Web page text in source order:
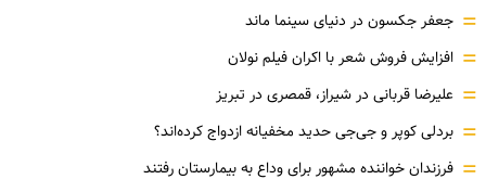
= جعفر جکسون در دنیای سینما ماند
= افزایش فروش شعر با اکران فیلم نولان
= علیرضا قربانی در شیراز، قمصری در تبریز
= بردلی کوپر و جی‌جی حدید مخفیانه ازدواج کرده‌اند؟
= فرزندان خواننده مشهور برای وداع به بیمارستان رفتند